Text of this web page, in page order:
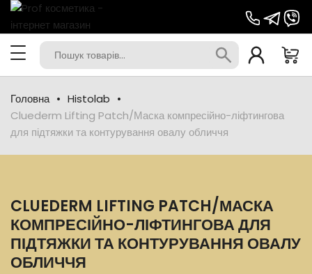
Головна
Histolab
Cluederm Lifting Patch/Маска компресійно-ліфтингова
для підтяжки та контурування овалу обличчя
CLUEDERM LIFTING PATCH/МАСКА
КОМПРЕСІЙНО-ЛІФТИНГОВА ДЛЯ
ПІДТЯЖКИ ТА КОНТУРУВАННЯ ОВАЛУ
ОБЛИЧЧЯ